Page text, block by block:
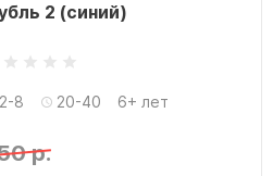
2 (синий)
2-8 20-40 6+ лет
р.